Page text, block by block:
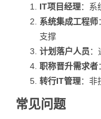
IT项目经理：系
系统集成工程师
支撑
计划落户人员：
职称晋升需求者
转行IT管理：非
常见问题